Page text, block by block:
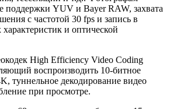
поддержки YUV и Bayer RAW, захвата
с частотой 30 fps и запись в
и оптической
High Efficiency Video Coding
воспроизводить 10-битное
туннельное декодирование видео
при просмотре.